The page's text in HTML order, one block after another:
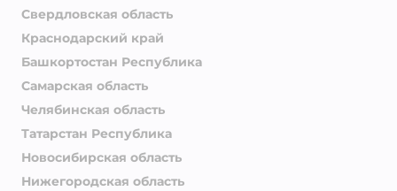
Свердловская область
Краснодарский край
Башкортостан Республика
Самарская область
Челябинская область
Татарстан Республика
Новосибирская область
Нижегородская область